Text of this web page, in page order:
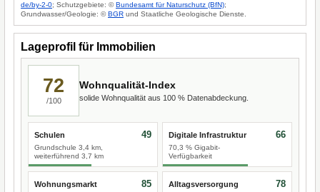
de/by-2-0; Schutzgebiete: ©Bundesamt für Naturschutz (BfN);
Grundwasser/Geologie: ©BGR und Staatliche Geologische Dienste.
Lageprofil für Immobilien
72
/100
Wohnqualität-Index
solide Wohnqualität aus 100 % Datenabdeckung.
Schulen
Grundschule 3,4 km,
weiterführend 3,7 km
49 Digitale Infrastruktur
70,3 % Gigabit-
Verfügbarkeit
66
Wohnungsmarkt 85 Alltagsversorgung 78